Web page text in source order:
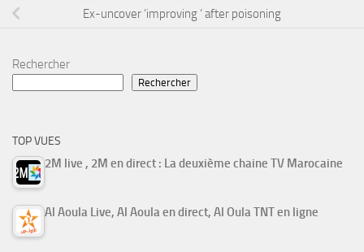
Ex-uncover ‘improving ‘ after poisoning
Rechercher
Rechercher
TOP VUES
2M live , 2M en direct : La deuxième chaine TV Marocaine
Al Aoula Live, Al Aoula en direct, Al Oula TNT en ligne